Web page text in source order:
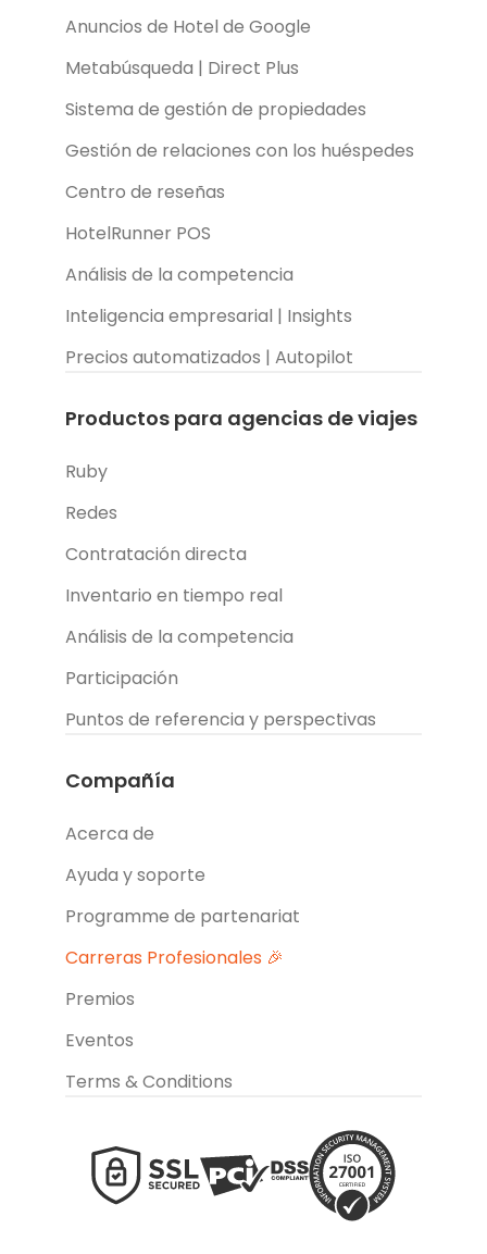
Anuncios de Hotel de Google
Metabúsqueda | Direct Plus
Sistema de gestión de propiedades
Gestión de relaciones con los huéspedes
Centro de reseñas
HotelRunner POS
Análisis de la competencia
Inteligencia empresarial | Insights
Precios automatizados | Autopilot
Productos para agencias de viajes
Ruby
Redes
Contratación directa
Inventario en tiempo real
Análisis de la competencia
Participación
Puntos de referencia y perspectivas
Compañía
Acerca de
Ayuda y soporte
Programme de partenariat
Carreras Profesionales 🎉
Premios
Eventos
Terms & Conditions